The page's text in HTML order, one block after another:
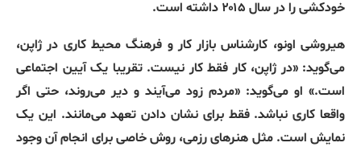
خودکشی را در سال ۲۰۱۵ داشته است
.
هیروشی اونو، کارشناس بازار کار و فرهنگ محیط کاری در ژاپن،
می‌گوید: «در ژاپن، کار فقط کار نیست.تقریبا یک آیین اجتماعی
است.» او می‌گوید: «مردم زود می‌آیند و دیر می‌روند، حتی اگر
واقعا کاری نباشد.فقط برای نشان دادن تعهد می‌مانند. این یک
نمایش است.مثل هنرهای رزمی، روش خاصی برای انجام آن وجود